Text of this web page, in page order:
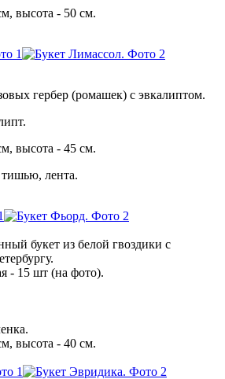
высота - 50 см.
гербер (ромашек) с эвкалиптом.
высота - 45 см.
лента.
букет из белой гвоздики с
- 15 шт (на фото).
высота - 40 см.